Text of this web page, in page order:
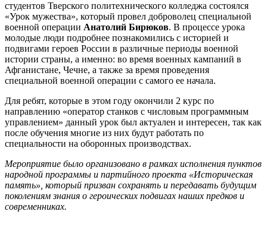
студентов Тверского политехнического колледжа состоялся
«Урок мужества», который провел доброволец специальной
военной операции Анатолий Бирюков. В процессе урока
молодые люди подробнее познакомились с историей и
подвигами героев России в различные периоды военной
истории страны, а именно: во время военных кампаний в
Афганистане, Чечне, а также за время проведения
специальной военной операции с самого ее начала.
Для ребят, которые в этом году окончили 2 курс по
направлению «оператор станков с числовым программным
управлением» данный урок был актуален и интересен, так как
после обучения многие из них будут работать по
специальности на оборонных производствах.
Мероприятие было организовано в рамках исполнения пунктов
народной программы и партийного проекта «Историческая
память», который призван сохранять и передавать будущим
поколениям знания о героических подвигах наших предков и
современниках.